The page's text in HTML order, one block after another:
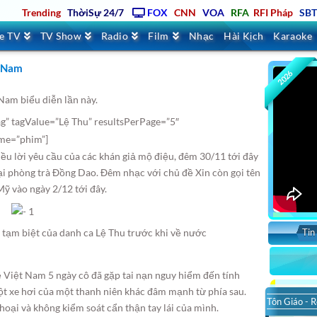
Trending ThờiSự 24/7 FOX CNN VOA RFA RFI Pháp
TV
TV Show Radio Film Nhạc Hài Kịch Karaoke
biểu diễn lần này.
tagValue=”Lệ Thu” resultsPerPage=”5″
lời yêu cầu của các khán giả mộ điệu, đêm 30/11 tới đây
phòng trà Đồng Dao. Đêm nhạc với chủ đề Xin còn gọi tên
vào ngày 2/12 tới đây.
biệt của danh ca Lệ Thu trước khi về nước
Nam 5 ngày cô đã gặp tai nạn nguy hiểm đến tính
xe hơi của một thanh niên khác đâm mạnh từ phía sau.
và không kiểm soát cẩn thận tay lái của mình.
2026
Tin
Tôn Giáo -